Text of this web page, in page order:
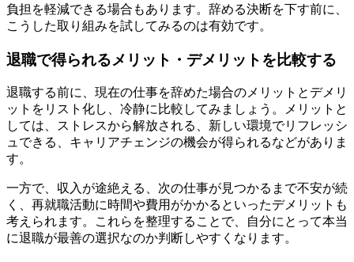
負担を軽減できる場合もあります。辞める決断を下す前に、
こうした取り組みを試してみるのは有効です。
退職で得られるメリット・デメリットを比較する
退職する前に、現在の仕事を辞めた場合のメリットとデメリ
ットをリスト化し、冷静に比較してみましょう。メリットと
しては、ストレスから解放される、新しい環境でリフレッシ
ュできる、キャリアチェンジの機会が得られるなどがありま
す。
一方で、収入が途絶える、次の仕事が見つかるまで不安が続
く、再就職活動に時間や費用がかかるといったデメリットも
考えられます。これらを整理することで、自分にとって本当
に退職が最善の選択なのか判断しやすくなります。